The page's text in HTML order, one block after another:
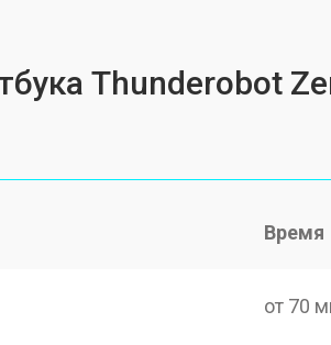
Thunderobot
Время
от 70